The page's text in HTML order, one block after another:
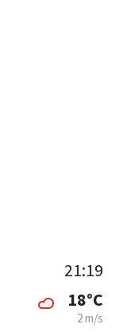
21:19
18°C
2 m/s